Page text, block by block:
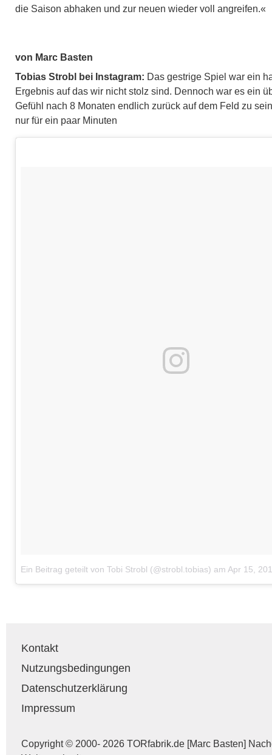
die Saison abhaken und zur neuen wieder voll angreifen.«
von Marc Basten
Tobias Strobl bei Instagram: Das gestrige Spiel war ein
Ergebnis auf das wir nicht stolz sind. Dennoch war es ein
Gefühl nach 8 Monaten endlich zurück auf dem Feld zu
nur für ein paar Minuten
Ein Beitrag geteilt von Tobi Strobl (@strobl.tobias) am Apr 15,
Kontakt
Nutzungsbedingungen
Datenschutzerklärung
Impressum
Copyright © 2000- 2026 TORfabrik.de [Marc Basten]